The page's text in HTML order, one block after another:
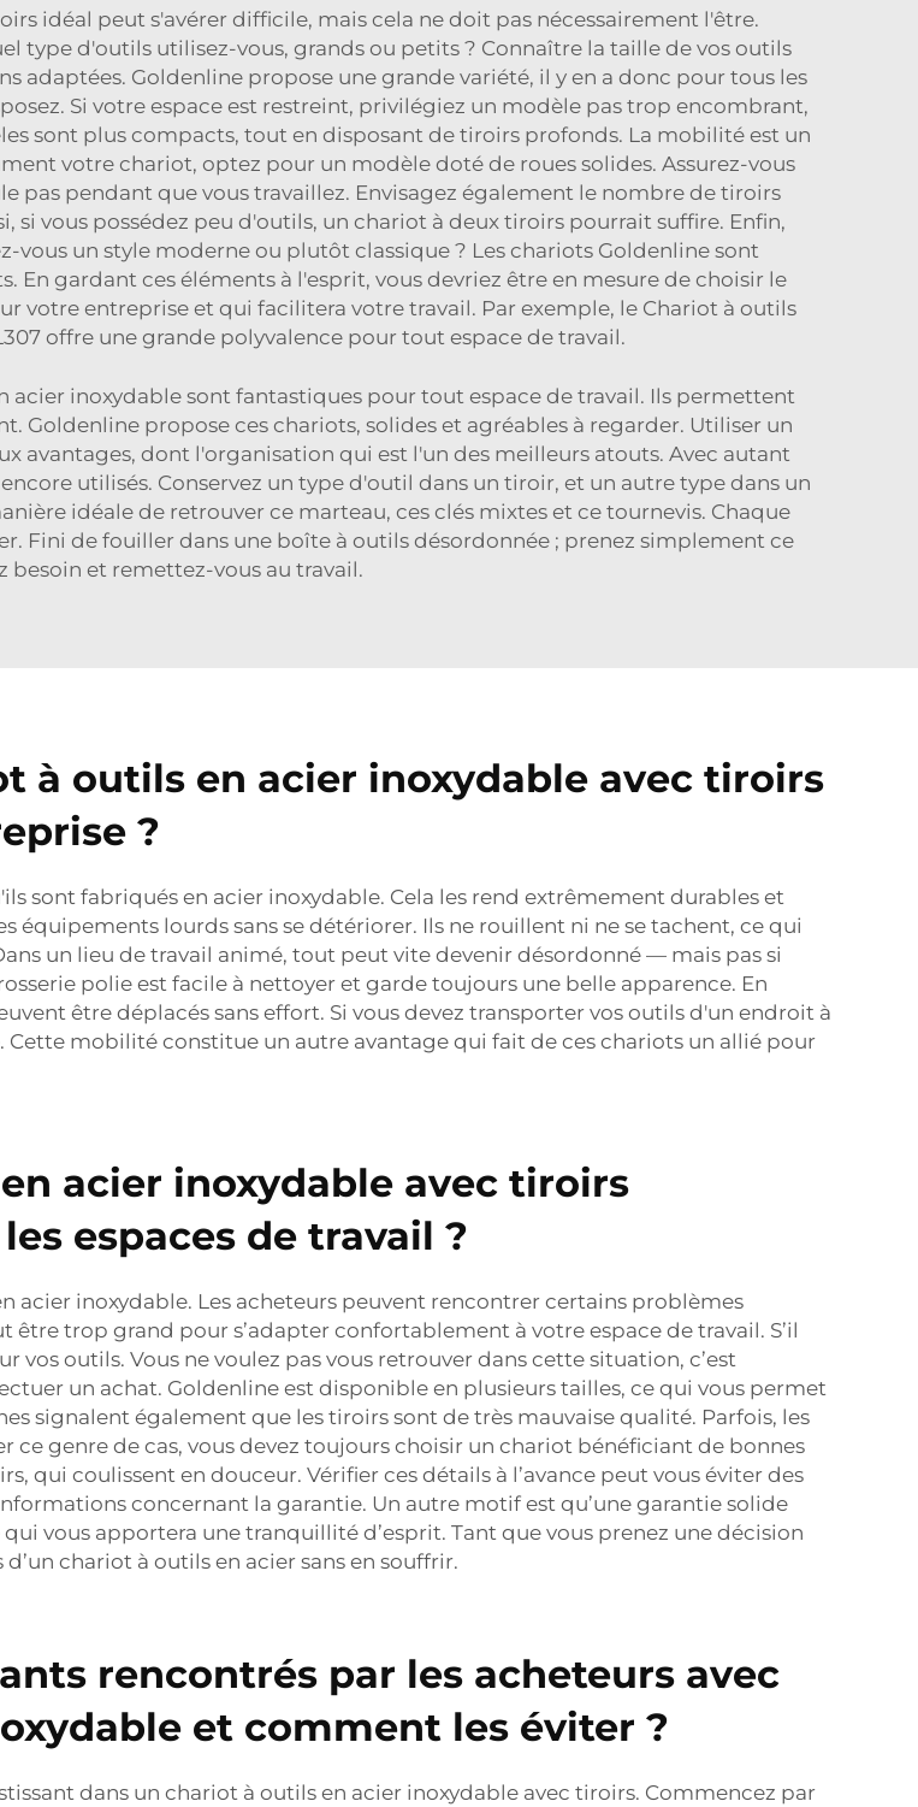
idéal peut s'avérer difficile, mais cela ne doit pas nécessairement l'être.
type d'outils utilisez-vous, grands ou petits ? Connaître la taille de vos outils
adaptées. Goldenline propose une grande variété, il y en a donc pour tous les
Si votre espace est restreint, privilégiez un modèle pas trop encombrant,
sont plus compacts, tout en disposant de tiroirs profonds. La mobilité est un
votre chariot, optez pour un modèle doté de roues solides. Assurez-vous
pas pendant que vous travaillez. Envisagez également le nombre de tiroirs
si vous possédez peu d'outils, un chariot à deux tiroirs pourrait suffire. Enfin,
vous un style moderne ou plutôt classique ? Les chariots Goldenline sont
En gardant ces éléments à l'esprit, vous devriez être en mesure de choisir le
votre entreprise et qui facilitera votre travail. Par exemple, le Chariot à outils
offre une grande polyvalence pour tout espace de travail.
acier inoxydable sont fantastiques pour tout espace de travail. Ils permettent
Goldenline propose ces chariots, solides et agréables à regarder. Utiliser un
avantages, dont l'organisation qui est l'un des meilleurs atouts. Avec autant
utilisés. Conservez un type d'outil dans un tiroir, et un autre type dans un
idéale de retrouver ce marteau, ces clés mixtes et ce tournevis. Chaque
Fini de fouiller dans une boîte à outils désordonnée ; prenez simplement ce
besoin et remettez-vous au travail.
à outils en acier inoxydable avec tiroirs
?
sont fabriqués en acier inoxydable. Cela les rend extrêmement durables et
équipements lourds sans se détériorer. Ils ne rouillent ni ne se tachent, ce qui
un lieu de travail animé, tout peut vite devenir désordonné — mais pas si
polie est facile à nettoyer et garde toujours une belle apparence. En
être déplacés sans effort. Si vous devez transporter vos outils d'un endroit à
mobilité constitue un autre avantage qui fait de ces chariots un allié pour
acier inoxydable avec tiroirs
espaces de travail ?
acier inoxydable. Les acheteurs peuvent rencontrer certains problèmes
trop grand pour s’adapter confortablement à votre espace de travail. S’il
vos outils. Vous ne voulez pas vous retrouver dans cette situation, c’est
un achat. Goldenline est disponible en plusieurs tailles, ce qui vous permet
signalent également que les tiroirs sont de très mauvaise qualité. Parfois, les
ce genre de cas, vous devez toujours choisir un chariot bénéficiant de bonnes
qui coulissent en douceur. Vérifier ces détails à l’avance peut vous éviter des
concernant la garantie. Un autre motif est qu’une garantie solide
vous apportera une tranquillité d’esprit. Tant que vous prenez une décision
chariot à outils en acier sans en souffrir.
rencontrés par les acheteurs avec
et comment les éviter ?
dans un chariot à outils en acier inoxydable avec tiroirs. Commencez par